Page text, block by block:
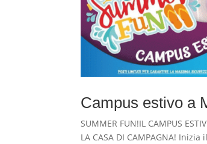
Campus estivo a
SUMMER FUN!IL CAMPUS
LA CASA DI CAMPAGNA!